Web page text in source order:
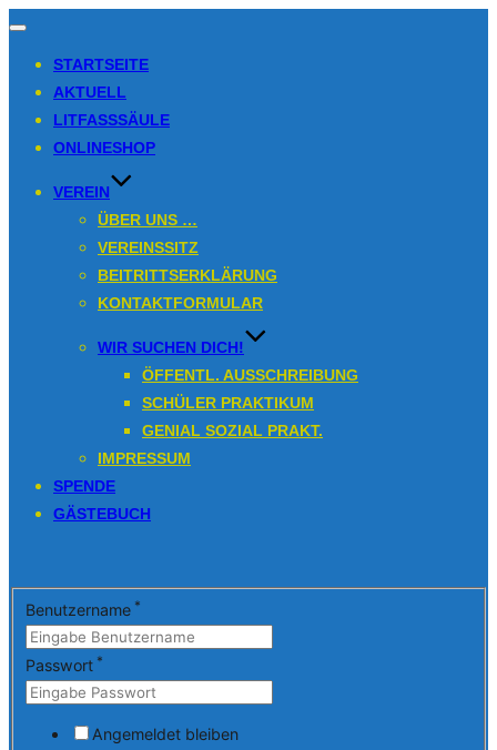
Navigation
STARTSEITE
AKTUELL
LITFASSSÄULE
ONLINESHOP
VEREIN
ÜBER UNS …
VEREINSSITZ
BEITRITTSERKLÄRUNG
KONTAKTFORMULAR
WIR SUCHEN DICH!
ÖFFENTL. AUSSCHREIBUNG
SCHÜLER PRAKTIKUM
GENIAL SOZIAL PRAKT.
IMPRESSUM
SPENDE
GÄSTEBUCH
Benutzername *
Passwort*
Angemeldet bleiben